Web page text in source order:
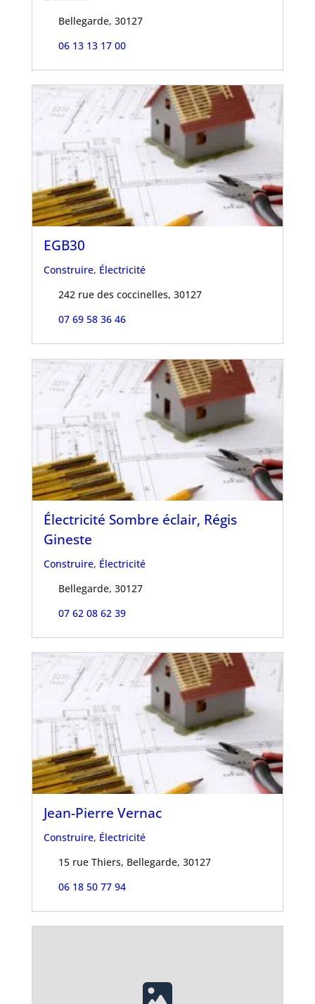
Bellegarde, 30127
06 13 13 17 00
EGB30
Construire, Électricité
242 rue des coccinelles, 30127
07 69 58 36 46
Électricité Sombre éclair, Régis
Gineste
Construire, Électricité
Bellegarde, 30127
07 62 08 62 39
Jean-Pierre Vernac
Construire, Électricité
15 rue Thiers, Bellegarde, 30127
06 18 50 77 94